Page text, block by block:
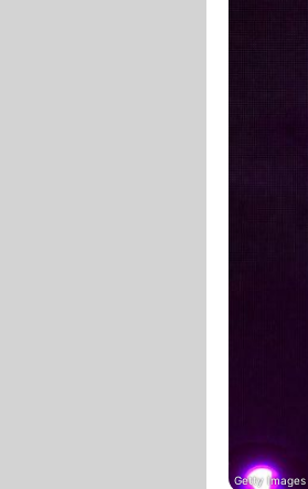
Getty Images